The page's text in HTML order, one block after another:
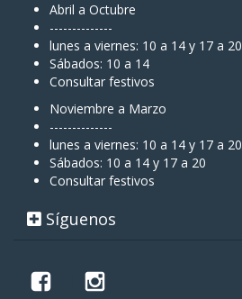
Abril a Octubre
--------------
lunes a viernes: 10 a 14 y 17 a 20
Sábados: 10 a 14
Consultar festivos
Noviembre a Marzo
--------------
lunes a viernes: 10 a 14 y 17 a 20
Sábados: 10 a 14 y 17 a 20
Consultar festivos
Síguenos